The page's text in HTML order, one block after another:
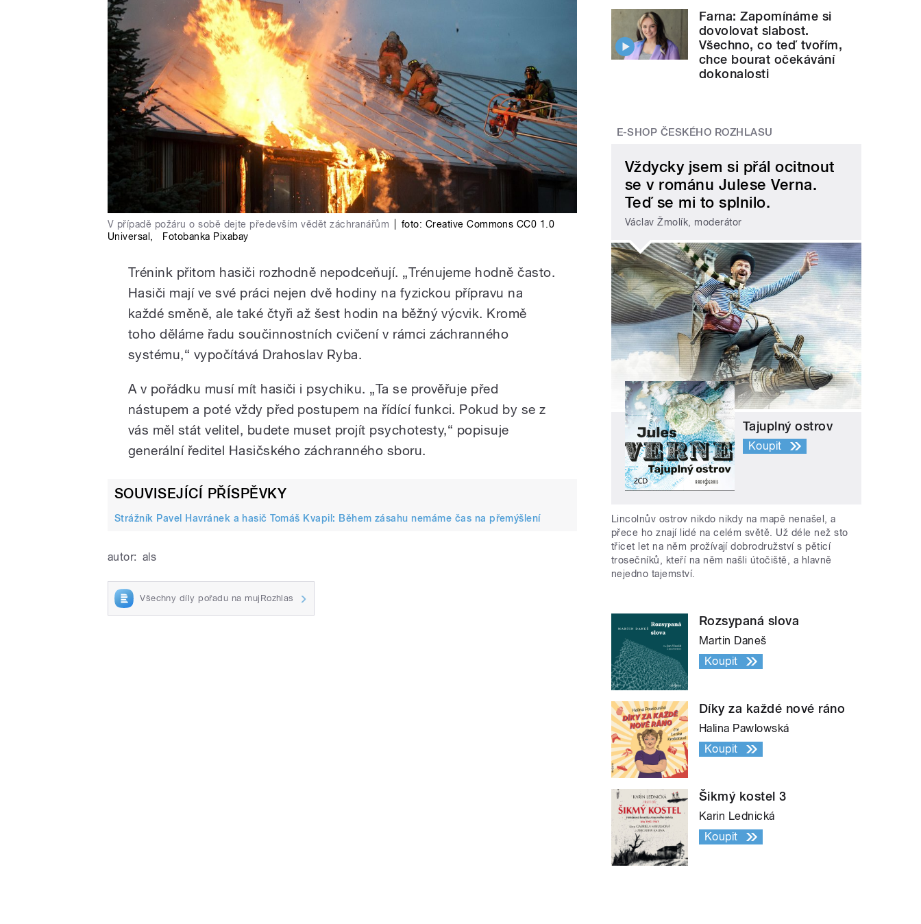
V případě požáru o sobě dejte především vědět záchranářům foto: Creative Commons CC0 1.0
Universal , Fotobanka Pixabay
Trénink přitom hasiči rozhodně nepodceňují. „Trénujeme hodně často.
Hasiči mají ve své práci nejen dvě hodiny na fyzickou přípravu na
každé směně, ale také čtyři až šest hodin na běžný výcvik. Kromě
toho děláme řadu součinnostních cvičení v rámci záchranného
systému,“ vypočítává Drahoslav Ryba.
A v pořádku musí mít hasiči i psychiku. „Ta se prověřuje před
nástupem a poté vždy před postupem na řídící funkci. Pokud by se z
vás měl stát velitel, budete muset projít psychotesty,“ popisuje
generální ředitel Hasičského záchranného sboru.
SOUVISEJÍCÍ PŘÍSPĚVKY
Strážník Pavel Havránek a hasič Tomáš Kvapil: Během zásahu nemáme čas na přemýšlení
autor: als
Všechny díly pořadu na mujRozhlas
Farna: Zapomínáme si
dovolovat slabost.
Všechno, co teď tvořím,
chce bourat očekávání
dokonalosti
E-SHOP ČESKÉHO ROZHLASU
Vždycky jsem si přál ocitnout
se v románu Julese Verna.
Teď se mi to splnilo.
Václav Žmolík, moderátor
Tajuplný ostrov
Koupit
Lincolnův ostrov nikdo nikdy na mapě nenašel, a
přece ho znají lidé na celém světě. Už déle než sto
třicet let na něm prožívají dobrodružství s pěticí
trosečníků, kteří na něm našli útočiště, a hlavně
nejedno tajemství.
Rozsypaná slova
Martin Daneš
Koupit
Díky za každé nové ráno
Halina Pawlowská
Koupit
Šikmý kostel 3
Karin Lednická
Koupit